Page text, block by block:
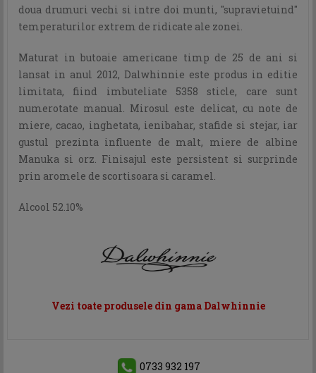
doua drumuri vechi si intre doi munti, "supravietuind"
temperaturilor extrem de ridicate ale zonei.
Maturat in butoaie americane timp de 25 de ani si
lansat in anul 2012, Dalwhinnie este produs in editie
limitata, fiind imbuteliate 5358 sticle, care sunt
numerotate manual. Mirosul este delicat, cu note de
miere, cacao, inghetata, ienibahar, stafide si stejar, iar
gustul prezinta influente de malt, miere de albine
Manuka si orz. Finisajul este persistent si surprinde
prin aromele de scortisoara si caramel.
Alcool 52.10%
Vezi toate produsele din gama Dalwhinnie
0733 932 197